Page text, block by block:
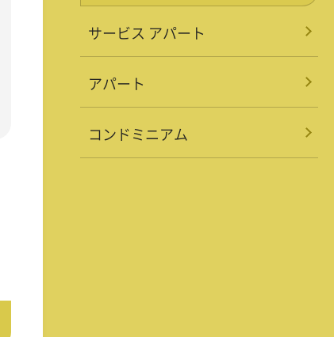
サービス アパート
アパート
コンドミニアム